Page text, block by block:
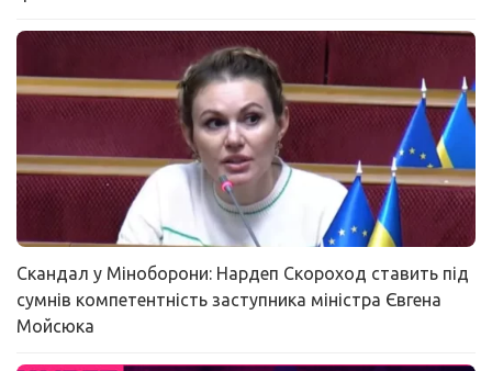
Скандал у Міноборони: Нардеп Скороход ставить під
сумнів компетентність заступника міністра Євгена
Мойсюка